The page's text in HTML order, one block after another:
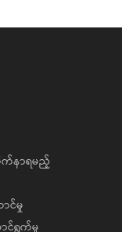
က်နာရမည့်
င်မှု
ာင်ရွက်မှု